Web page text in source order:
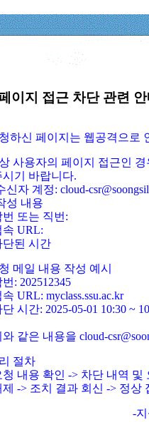
이지 접근 차단 관련
하신 페이지는 웹공격으로
사용자의 페이지 접근인
시기 바랍니다.
신자 계정: cloud-
성 내용
번 또는 직번:
속 URL:
단된 시간
메일 내용 작성 예시
번: 202512345
속 URL: myclass.ssu.ac.kr
단 시간: 2025-05-01 10:30 ~
와 같은 내용을 cloud-
절차
청 내용 확인 -> 차단 내역
제 -> 조치 결과 회신 -> 정상
-